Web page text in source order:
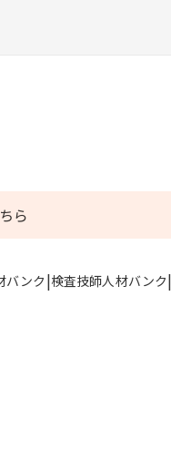
ら
バンク 検査技師人材バンク